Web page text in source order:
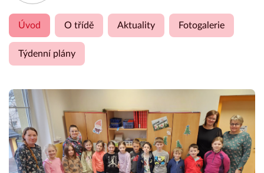
Úvod O třídě Aktuality Fotogalerie
Týdenní plány